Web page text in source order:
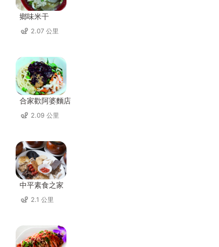
鄉味米干
2.07 公里
合家歡阿婆麵店
2.09 公里
中平素食之家
2.1 公里